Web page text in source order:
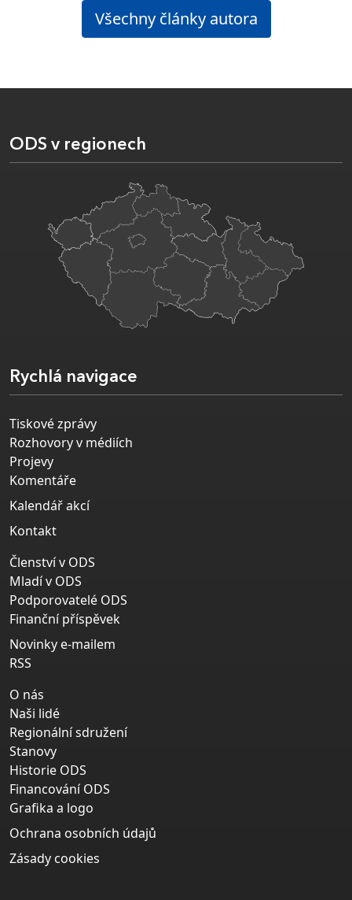
Všechny články autora
ODS v regionech
Rychlá navigace
Tiskové zprávy
Rozhovory v médiích
Projevy
Komentáře
Kalendář akcí
Kontakt
Členství v ODS
Mladí v ODS
Podporovatelé ODS
Finanční příspěvek
Novinky e-mailem
RSS
O nás
Naši lidé
Regionální sdružení
Stanovy
Historie ODS
Financování ODS
Grafika a logo
Ochrana osobních údajů
Zásady cookies